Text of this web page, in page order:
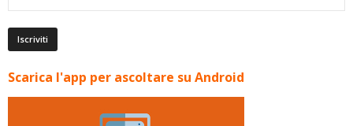
Scarica l'app per ascoltare su Android